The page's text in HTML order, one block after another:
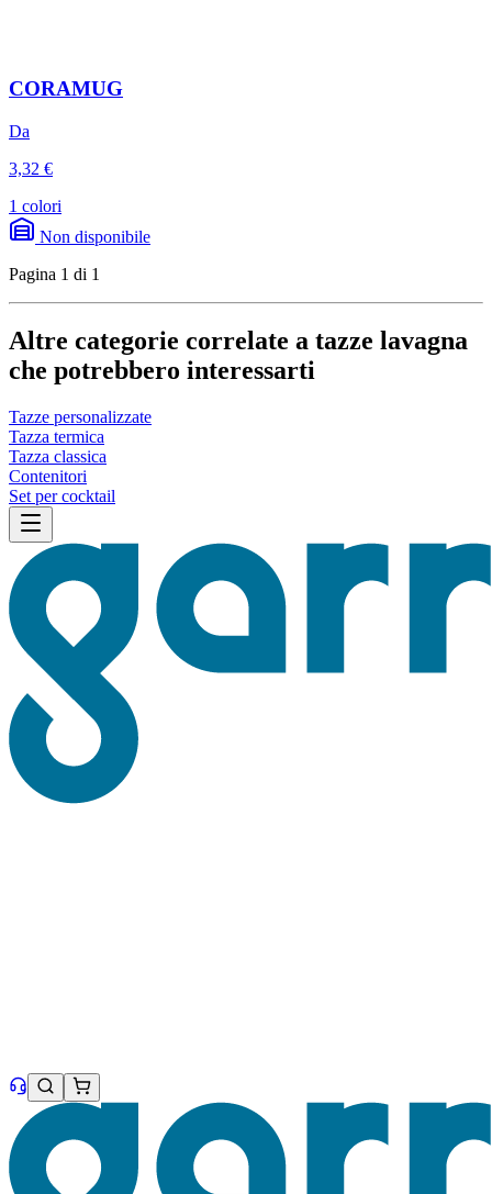
CORAMUG
Da
3,32 €
1 colori
Non disponibile
Pagina 1 di 1
Altre categorie correlate a tazze lavagna
che potrebbero interessarti
Tazze personalizzate
Tazza termica
Tazza classica
Contenitori
Set per cocktail